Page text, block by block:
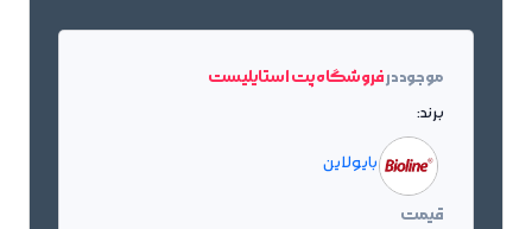
موجود درفروشگاه پت استایلیست
برند:
بایولاین
قیمت